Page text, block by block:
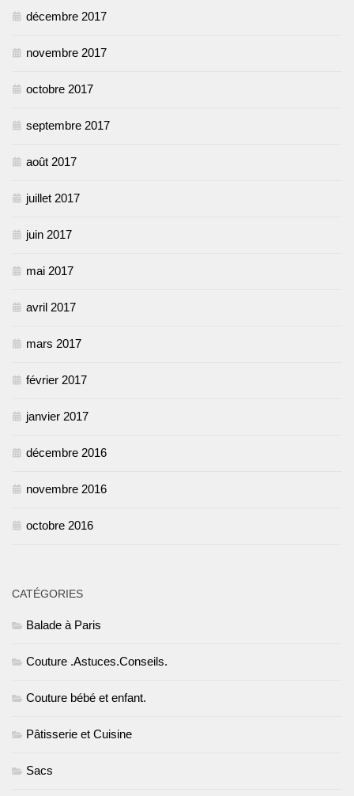
décembre 2017
novembre 2017
octobre 2017
septembre 2017
août 2017
juillet 2017
juin 2017
mai 2017
avril 2017
mars 2017
février 2017
janvier 2017
décembre 2016
novembre 2016
octobre 2016
CATÉGORIES
Balade à Paris
Couture .Astuces.Conseils.
Couture bébé et enfant.
Pâtisserie et Cuisine
Sacs